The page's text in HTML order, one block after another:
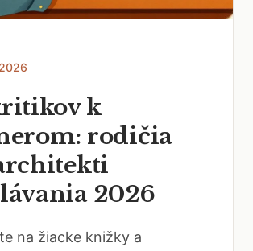
k
rodičia
2026
na žiacke knižky a